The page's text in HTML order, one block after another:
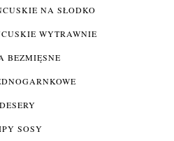
NA SŁODKO
WYTRAWNIE
BEZMIĘSNE
DESERY
SOSY